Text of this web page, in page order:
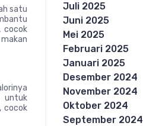
satu
cocok
untuk
cocok
Juli 2025
Juni 2025
Mei 2025
Februari 2025
Januari 2025
Desember 2024
November 2024
Oktober 2024
September 2024